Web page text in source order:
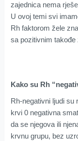
zajednica nema
U ovoj temi svi
Rh faktorom žele
sa pozitivnim takođe
Kako su Rh
Rh-negativni ljudi su
krvi 0 negativna
da se njegova ili
krvnu grupu, bez